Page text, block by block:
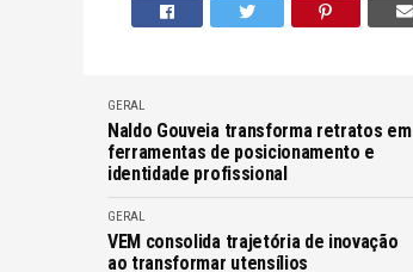
GERAL
Naldo Gouveia transforma retratos em
ferramentas de posicionamento e
identidade profissional
GERAL
VEM consolida trajetória de inovação
ao transformar utensílios